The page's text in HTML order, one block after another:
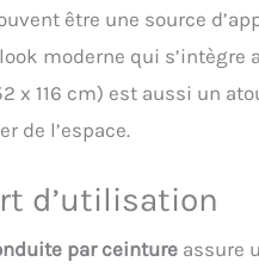
The wide and comfortable
It is important to note
height to your body
for people from 140 to
included transport wheels
Made of thickened and
être une source
moderne qui s’intègre
x 116 cm) est aussi un
de l’espace.
d’utilisation
par ceinture assure